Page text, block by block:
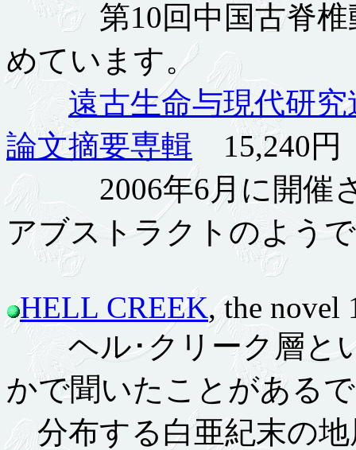
第10回中国古脊椎動
めています。
遠古生命与現代研
論文摘要専輯 15,240円
2006年6月に開催さ
アブストラクトのよう
HELL CREEK, the novel
ヘル･クリーク層と
かで聞いたことがある
分布する白亜紀末の地